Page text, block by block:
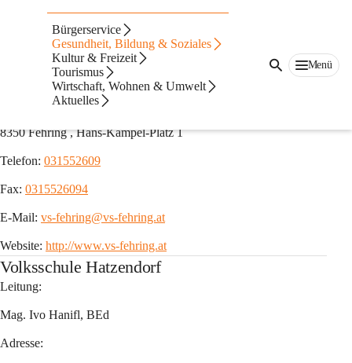
Bürgerservice
Gesundheit, Bildung & Soziales
Kultur & Freizeit
Tourismus
Wirtschaft, Wohnen & Umwelt
Aktuelles
Menü
Schulen
Volksschule Fehring
8350 Fehring , Hans-Kampel-Platz 1
Telefon: 031552609
Fax: 0315526094
E-Mail: vs-fehring@vs-fehring.at
Website: http://www.vs-fehring.at
Volksschule Hatzendorf
Leitung:
Mag. Ivo Hanifl, BEd
Adresse: